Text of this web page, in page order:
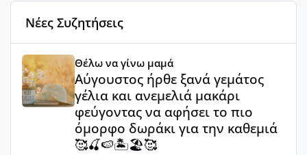
Νέες Συζητήσεις
Αύγουστος ήρθε ξανά γεμάτος γέλια και ανεμελιά
Θέλω να γίνω μαμά
Αύγουστος ήρθε ξανά γεμάτος
γέλια και ανεμελιά μακάρι
φεύγοντας να αφήσει το πιο
όμορφο δωράκι για την καθεμιά
🥰🍒🍉🏝️🏖️🥰